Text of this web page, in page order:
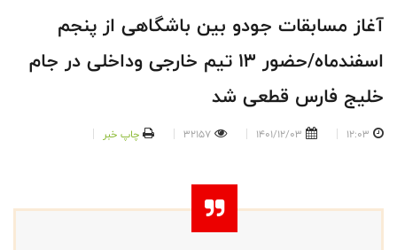
آغاز مسابقات جودو بین باشگاهی از پنجم
اسفندماه/حضور ۱۳ تیم خارجی و‌داخلی در جام
خلیج فارس قطعی شد
12:03
1401/12/03
32157 چاپ خبر